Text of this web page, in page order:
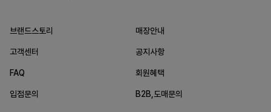
브랜드스토리 매장안내
고객센터 공지사항
FAQ 회원혜택
입점문의 B2B,도매문의